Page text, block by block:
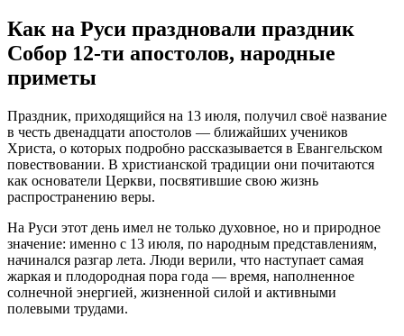
Как на Руси праздновали праздник
Собор 12-ти апостолов, народные
приметы
Праздник, приходящийся на 13 июля, получил своё название
в честь двенадцати апостолов — ближайших учеников
Христа, о которых подробно рассказывается в Евангельском
повествовании. В христианской традиции они почитаются
как основатели Церкви, посвятившие свою жизнь
распространению веры.
На Руси этот день имел не только духовное, но и природное
значение: именно с 13 июля, по народным представлениям,
начинался разгар лета. Люди верили, что наступает самая
жаркая и плодородная пора года — время, наполненное
солнечной энергией, жизненной силой и активными
полевыми трудами.